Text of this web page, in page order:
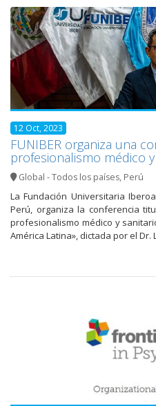
12 Oct, 2023
FUNIBER organiza una
profesionalismo médico
Global - Todos los países, Perú
La Fundación Universitaria
Perú, organiza la conferencia
profesionalismo médico y
América Latina», dictada por el Dr.